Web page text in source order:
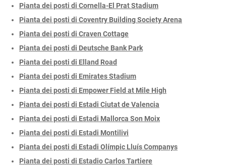
Pianta dei posti di Cornella-El Prat Stadium
Pianta dei posti di Coventry Building Society Arena
Pianta dei posti di Craven Cottage
Pianta dei posti di Deutsche Bank Park
Pianta dei posti di Elland Road
Pianta dei posti di Emirates Stadium
Pianta dei posti di Empower Field at Mile High
Pianta dei posti di Estadi Ciutat de Valencia
Pianta dei posti di Estadi Mallorca Son Moix
Pianta dei posti di Estadi Montilivi
Pianta dei posti di Estadi Olímpic Lluís Companys
Pianta dei posti di Estadio Carlos Tartiere